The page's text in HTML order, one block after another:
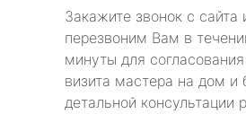
Закажите звонок с сайта
перезвоним Вам в
минуты для
визита мастера на дом и
детальной консультации